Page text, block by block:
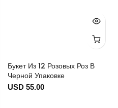
Букет Из 12 Розовых Роз В
Черной Упаковке
USD 55.00